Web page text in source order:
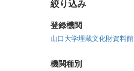
絞り込み
登録機関
山口大学埋蔵文化財資料館
機関種別